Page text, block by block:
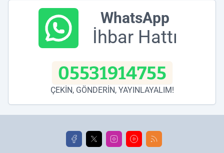
WhatsApp
İhbar Hattı
05531914755
ÇEKİN, GÖNDERİN, YAYINLAYALIM!